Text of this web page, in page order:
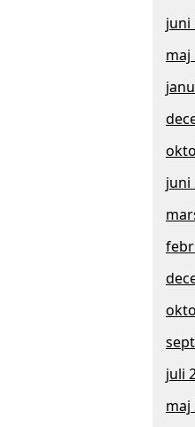
juni
maj
juni
juli
maj